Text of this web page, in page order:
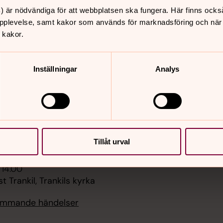
är nödvändiga för att webbplatsen ska fungera. Här finns
samt kakor som används för marknadsföring och
Inställningar Analys
Tillåt urval
kyrka
Holmedals kyrka
Trankil, Trankils kyrka
händelser
Hitta snabbt
Kontakt/press
Skötsel och plantering
Sidkarta